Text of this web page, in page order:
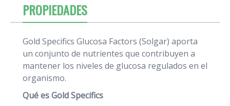
PROPIEDADES
Gold Specifics Glucosa Factors (Solgar) aporta
un conjunto de nutrientes que contribuyen a
mantener los niveles de glucosa regulados en el
organismo.
Qué es Gold Specifics